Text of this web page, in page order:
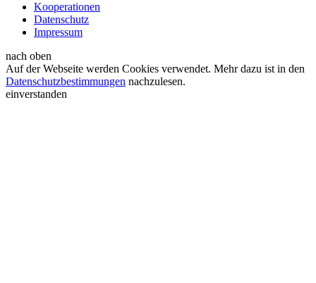
Kooperationen
Datenschutz
Impressum
nach oben
Auf der Webseite werden Cookies verwendet. Mehr dazu ist in den
Datenschutzbestimmungen nachzulesen.
einverstanden